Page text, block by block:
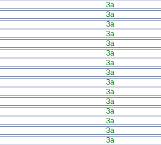
За
За
За
За
За
За
За
За
За
За
За
За
За
За
За